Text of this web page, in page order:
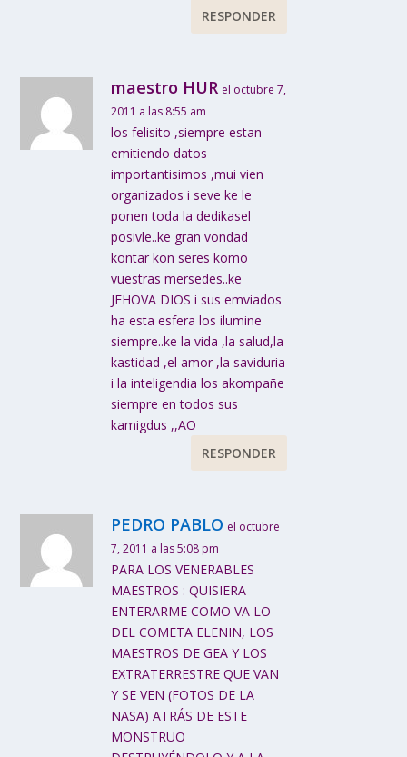
RESPONDER
maestro HUR el octubre 7,
2011 a las 8:55 am
los felisito ,siempre estan
emitiendo datos
importantisimos ,mui vien
organizados i seve ke le
ponen toda la dedikasel
posivle..ke gran vondad
kontar kon seres komo
vuestras mersedes..ke
JEHOVA DIOS i sus emviados
ha esta esfera los ilumine
siempre..ke la vida ,la salud,la
kastidad ,el amor ,la saviduria
i la inteligendia los akompañe
siempre en todos sus
kamigdus ,,AO
RESPONDER
PEDRO PABLO el octubre
7, 2011 a las 5:08 pm
PARA LOS VENERABLES
MAESTROS : QUISIERA
ENTERARME COMO VA LO
DEL COMETA ELENIN, LOS
MAESTROS DE GEA Y LOS
EXTRATERRESTRE QUE VAN
Y SE VEN (FOTOS DE LA
NASA) ATRÁS DE ESTE
MONSTRUO